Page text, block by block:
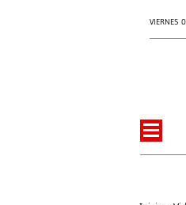
VIERNES